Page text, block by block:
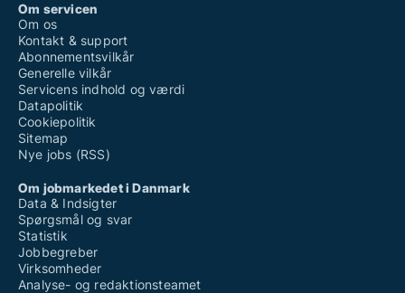
Om servicen
Om os
Kontakt & support
Abonnementsvilkår
Generelle vilkår
Servicens indhold og værdi
Datapolitik
Cookiepolitik
Sitemap
Nye jobs (RSS)
Om jobmarkedet i Danmark
Data & Indsigter
Spørgsmål og svar
Statistik
Jobbegreber
Virksomheder
Analyse- og redaktionsteamet